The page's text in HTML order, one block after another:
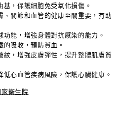
基，保護細胞免受氧化損傷。
、關節和血管的健康至關重要，有助
功能，增強身體對抗感染的能力。
的吸收，預防貧血。
紋，增強皮膚彈性，提升整體肌膚質
低心血管疾病風險，保護心臟健康。
衛生院